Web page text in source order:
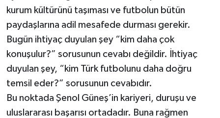
kurum kültürünü taşıması ve futbolun bütün
paydaşlarına adil mesafede durması gerekir.
Bugün ihtiyaç duyulan şey “kim daha çok
konuşulur?” sorusunun cevabı değildir. İhtiyaç
duyulan şey, “kim Türk futbolunu daha doğru
temsil eder?” sorusunun cevabıdır.
Bu noktada Şenol Güneş’in kariyeri, duruşu ve
uluslararası başarısı ortadadır. Buna rağmen